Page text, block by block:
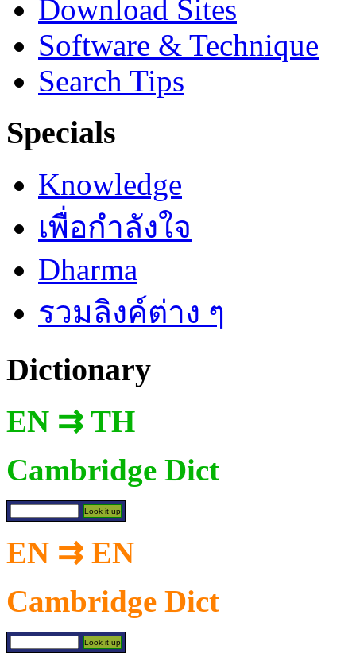
Download Sites
Software & Technique
Search Tips
Specials
Knowledge
เพื่อกำลังใจ
Dharma
รวมลิงค์ต่าง ๆ
Dictionary
EN ⇉ TH
Cambridge Dict
EN ⇉ EN
Cambridge Dict